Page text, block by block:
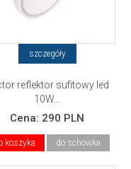
szczegóły
reflektor sufitowy led
10W...
Cena: 290 PLN
koszyka do schowka